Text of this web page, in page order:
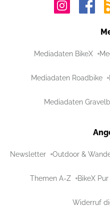
Mediadaten BikeX
Mediadaten Roadbike
Mediadaten
Newsletter Outdoor &
Themen A-Z BikeX Pur
Widerruf